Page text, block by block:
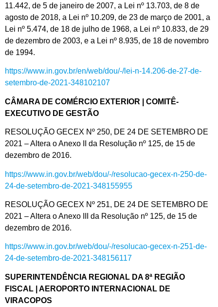
11.442, de 5 de janeiro de 2007, a Lei nº 13.703, de 8 de
agosto de 2018, a Lei nº 10.209, de 23 de março de 2001, a
Lei nº 5.474, de 18 de julho de 1968, a Lei nº 10.833, de 29
de dezembro de 2003, e a Lei nº 8.935, de 18 de novembro
de 1994.
https://www.in.gov.br/en/web/dou/-/lei-n-14.206-de-27-de-
setembro-de-2021-348102107
CÂMARA DE COMÉRCIO EXTERIOR | COMITÊ-
EXECUTIVO DE GESTÃO
RESOLUÇÃO GECEX Nº 250, DE 24 DE SETEMBRO DE
2021 – Altera o Anexo II da Resolução nº 125, de 15 de
dezembro de 2016.
https://www.in.gov.br/web/dou/-/resolucao-gecex-n-250-de-
24-de-setembro-de-2021-348155955
RESOLUÇÃO GECEX Nº 251, DE 24 DE SETEMBRO DE
2021 – Altera o Anexo III da Resolução nº 125, de 15 de
dezembro de 2016.
https://www.in.gov.br/web/dou/-/resolucao-gecex-n-251-de-
24-de-setembro-de-2021-348156117
SUPERINTENDÊNCIA REGIONAL DA 8ª REGIÃO
FISCAL | AEROPORTO INTERNACIONAL DE
VIRACOPOS